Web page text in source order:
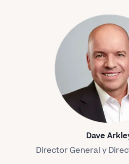
Dave
Director General y